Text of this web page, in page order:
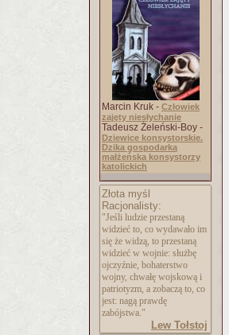
Marcin Kruk - Człowiek
zajęty niesłychanie
Tadeusz Żeleński-Boy -
Dziewice konsystorskie.
Dzika gospodarka
małżeńska konsystorzy
katolickich
Złota myśl
Racjonalisty:
"Jeśli ludzie przestaną
widzieć to, co wydawało im
się że widzą, to przestaną
widzieć w wojnie: służbę
ojczyźnie, bohaterstwo
wojny, chwałę wojskową i
patriotyzm, a zobaczą to, co
jest: nagą prawdę
zabójstwa."
Lew Tołstoj